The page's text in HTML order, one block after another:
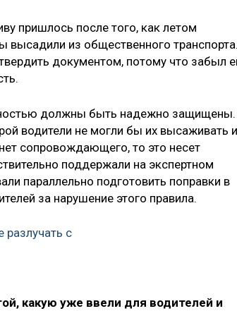
пришлось после того, как летом
высадили из общественного транспорта.
документом, потому что забыл
должны быть надежно
водители не могли бы их высаживать
сопровождающего, то это несет
поддержали на экспертном
параллельно подготовить поправки в
за нарушение этого правила.
с
какую уже ввели для водителей и